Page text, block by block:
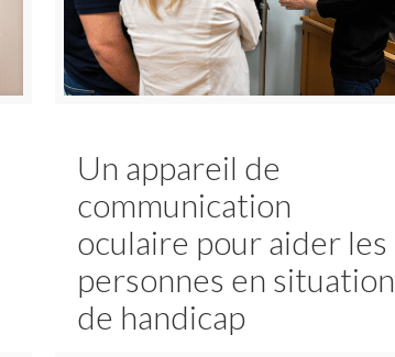
Un appareil de
communication
oculaire pour aider les
personnes en situation
de handicap